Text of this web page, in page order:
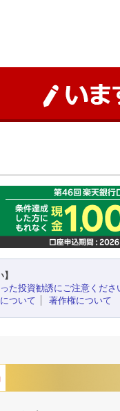
った投資勧誘にご注意くださ
ついて
著作権について